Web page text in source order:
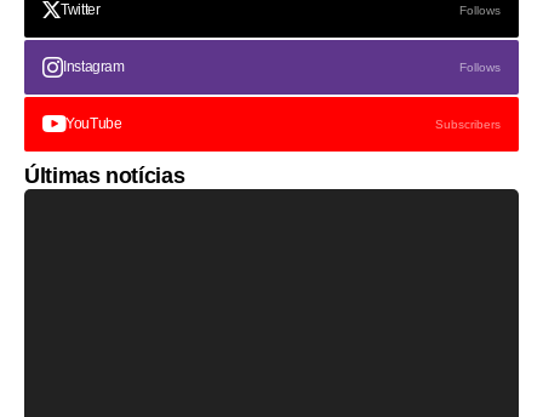
Twitter Follows
Instagram Follows
YouTube Subscribers
Últimas notícias